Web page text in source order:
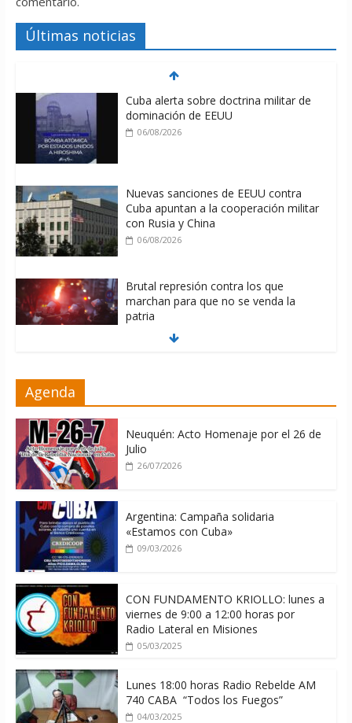
Últimas noticias
Cuba alerta sobre doctrina militar de
dominación de EEUU
06/08/2026
Nuevas sanciones de EEUU contra
Cuba apuntan a la cooperación militar
con Rusia y China
06/08/2026
Brutal represión contra los que
marchan para que no se venda la
patria
06/08/2026
06/08/2026
Agenda
Neuquén: Acto Homenaje por el 26 de
Julio
26/07/2026
Argentina: Campaña solidaria
«Estamos con Cuba»
09/03/2026
CON FUNDAMENTO KRIOLLO: lunes a
viernes de 9:00 a 12:00 horas por
Radio Lateral en Misiones
05/03/2025
Lunes 18:00 horas Radio Rebelde AM
740 CABA “Todos los Fuegos”
04/03/2025